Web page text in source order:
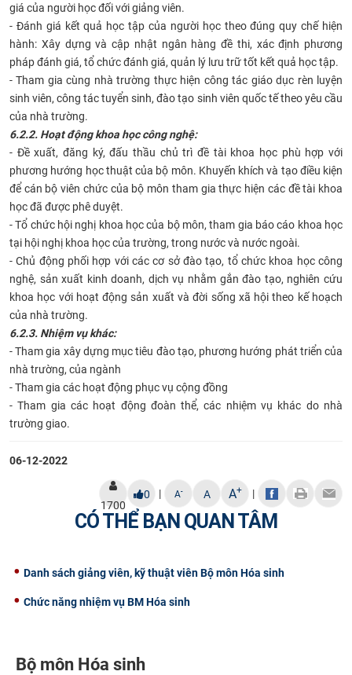
giá của người học đối với giảng viên.
- Đánh giá kết quả học tập của người học theo đúng quy chế hiện
hành: Xây dựng và cập nhật ngân hàng đề thi, xác định phương
pháp đánh giá, tổ chức đánh giá, quản lý lưu trữ tốt kết quả học tập.
- Tham gia cùng nhà trường thực hiện công tác giáo dục rèn luyện
sinh viên, công tác tuyển sinh, đào tạo sinh viên quốc tế theo yêu cầu
của nhà trường.
6.2.2. Hoạt động khoa học công nghệ:
- Đề xuất, đăng ký, đấu thầu chủ trì đề tài khoa học phù hợp với
phương hướng học thuật của bộ môn. Khuyến khích và tạo điều kiện
để cán bộ viên chức của bộ môn tham gia thực hiện các đề tài khoa
học đã được phê duyệt.
- Tổ chức hội nghị khoa học của bộ môn, tham gia báo cáo khoa học
tại hội nghị khoa học của trường, trong nước và nước ngoài.
- Chủ động phối hợp với các cơ sở đào tạo, tổ chức khoa học công
nghệ, sản xuất kinh doanh, dịch vụ nhằm gắn đào tạo, nghiên cứu
khoa học với hoạt động sản xuất và đời sống xã hội theo kế hoạch
của nhà trường.
6.2.3. Nhiệm vụ khác:
- Tham gia xây dựng mục tiêu đào tạo, phương hướng phát triển của
nhà trường, của ngành
- Tham gia các hoạt động phục vụ cộng đồng
- Tham gia các hoạt động đoàn thể, các nhiệm vụ khác do nhà
trường giao.
06-12-2022
1700
0 | A- A A+ |
CÓ THỂ BẠN QUAN TÂM
Danh sách giảng viên, kỹ thuật viên Bộ môn Hóa sinh
Chức năng nhiệm vụ BM Hóa sinh
Bộ môn Hóa sinh